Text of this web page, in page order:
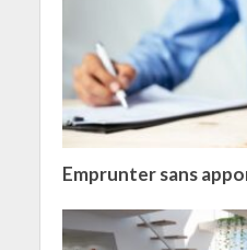
Emprunter sans